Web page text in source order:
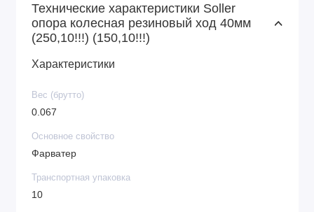
Технические характеристики Soller
опора колесная резиновый ход 40мм
(250,10!!!) (150,10!!!)
Характеристики
Вес (брутто)
0.067
Основное свойство
Фарватер
Транспортная упаковка
10